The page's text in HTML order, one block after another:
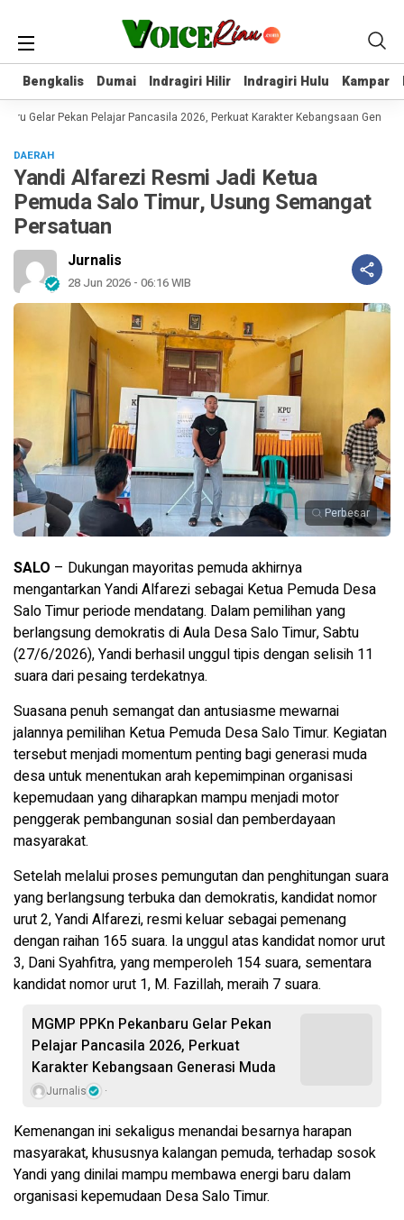
Bengkalis Dumai Indragiri Hilir Indragiri Hulu Kampar
Bengkalis Dumai Indragiri Hilir Indragiri Hulu Kampar
Gelar Pekan Pelajar Pancasila 2026, Perkuat Karakter Kebangsaan Generasi
DAERAH
Yandi Alfarezi Resmi Jadi Ketua
Pemuda Salo Timur, Usung Semangat
Persatuan
Jurnalis
28 Jun 2026 - 06:16 WIB
Perbesar
SALO – Dukungan mayoritas pemuda akhirnya
mengantarkan Yandi Alfarezi sebagai Ketua Pemuda Desa
Salo Timur periode mendatang. Dalam pemilihan yang
berlangsung demokratis di Aula Desa Salo Timur, Sabtu
(27/6/2026), Yandi berhasil unggul tipis dengan selisih 11
suara dari pesaing terdekatnya.
Suasana penuh semangat dan antusiasme mewarnai
jalannya pemilihan Ketua Pemuda Desa Salo Timur. Kegiatan
tersebut menjadi momentum penting bagi generasi muda
desa untuk menentukan arah kepemimpinan organisasi
kepemudaan yang diharapkan mampu menjadi motor
penggerak pembangunan sosial dan pemberdayaan
masyarakat.
Setelah melalui proses pemungutan dan penghitungan suara
yang berlangsung terbuka dan demokratis, kandidat nomor
urut 2, Yandi Alfarezi, resmi keluar sebagai pemenang
dengan raihan 165 suara. Ia unggul atas kandidat nomor urut
3, Dani Syahfitra, yang memperoleh 154 suara, sementara
kandidat nomor urut 1, M. Fazillah, meraih 7 suara.
MGMP PPKn Pekanbaru Gelar Pekan
Pelajar Pancasila 2026, Perkuat
Karakter Kebangsaan Generasi Muda
Jurnalis
Kemenangan ini sekaligus menandai besarnya harapan
masyarakat, khususnya kalangan pemuda, terhadap sosok
Yandi yang dinilai mampu membawa energi baru dalam
organisasi kepemudaan Desa Salo Timur.